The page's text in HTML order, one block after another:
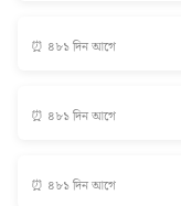
⏰ ৪৮১ দিন আগে
⏰ ৪৮১ দিন আগে
⏰ ৪৮১ দিন আগে